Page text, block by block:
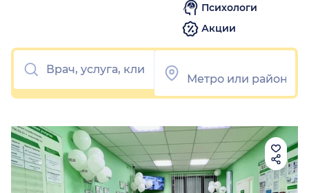
Психологи
Акции